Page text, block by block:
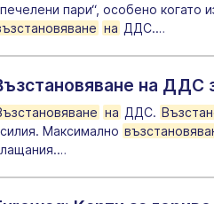
пари“, особено когато
на ДДС.…
на ДДС
на ДДС.
Максимално
…